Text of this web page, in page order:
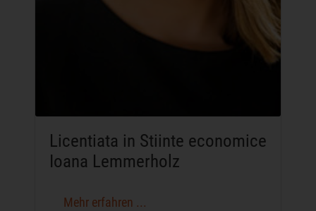
Licentiata in Stiinte economice
Ioana Lemmerholz
Mehr erfahren ...